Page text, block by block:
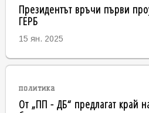
Президентът връчи първи
ГЕРБ
15 ян. 2025
политика
От „ПП - ДБ“ предлагат край